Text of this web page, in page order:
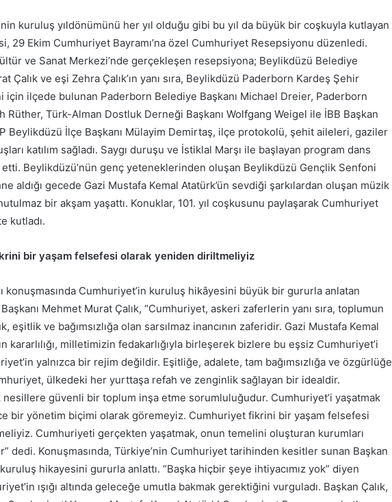
kuruluş yıldönümünü her yıl olduğu gibi bu yıl da büyük bir coşkuyla kutlayan
29 Ekim Cumhuriyet Bayramı’na özel Cumhuriyet Resepsiyonu düzenledi.
ve Sanat Merkezi’nde gerçekleşen resepsiyona; Beylikdüzü Belediye
Çalık ve eşi Zehra Çalık’ın yanı sıra, Beylikdüzü Paderborn Kardeş Şehir
için ilçede bulunan Paderborn Belediye Başkanı Michael Dreier, Paderborn
Rüther, Türk-Alman Dostluk Derneği Başkanı Wolfgang Weigel ile İBB Başkan
Beylikdüzü İlçe Başkanı Mülayim Demirtaş, ilçe protokolü, şehit aileleri, gaziler
katılım sağladı. Saygı duruşu ve İstiklal Marşı ile başlayan program dans
Beylikdüzü’nün genç yeteneklerinden oluşan Beylikdüzü Gençlik Senfoni
aldığı gecede Gazi Mustafa Kemal Atatürk’ün sevdiği şarkılardan oluşan müzik
bir akşam yaşattı. Konuklar, 101. yıl coşkusunu paylaşarak Cumhuriyet
kutladı.
bir yaşam felsefesi olarak yeniden diriltmeliyiz
konuşmasında Cumhuriyet’in kuruluş hikâyesini büyük bir gururla anlatan
Mehmet Murat Çalık, “Cumhuriyet, askeri zaferlerin yanı sıra, toplumun
eşitlik ve bağımsızlığa olan sarsılmaz inancının zaferidir. Gazi Mustafa Kemal
kararlılığı, milletimizin fedakarlığıyla birleşerek bizlere bu eşsiz Cumhuriyet’i
yalnızca bir rejim değildir. Eşitliğe, adalete, tam bağımsızlığa ve özgürlüğe
ülkedeki her yurttaşa refah ve zenginlik sağlayan bir idealdir.
güvenli bir toplum inşa etme sorumluluğudur. Cumhuriyet’i yaşatmak
bir yönetim biçimi olarak göremeyiz. Cumhuriyet fikrini bir yaşam felsefesi
Cumhuriyeti gerçekten yaşatmak, onun temelini oluşturan kurumları
dedi. Konuşmasında, Türkiye’nin Cumhuriyet tarihinden kesitler sunan Başkan
hikayesini gururla anlattı. “Başka hiçbir şeye ihtiyacımız yok” diyen
ışığı altında geleceğe umutla bakmak gerektiğini vurguladı. Başkan Çalık,